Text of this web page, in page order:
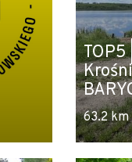
TOP5
63.2